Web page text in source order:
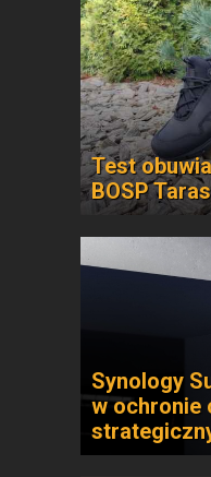
Test
BOSP
Synology
w ochronie